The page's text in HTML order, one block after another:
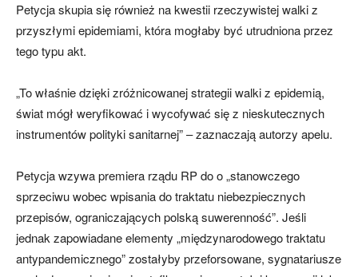
Petycja skupia się również na kwestii rzeczywistej walki z
przyszłymi epidemiami, która mogłaby być utrudniona przez
tego typu akt.
„To właśnie dzięki zróżnicowanej strategii walki z epidemią,
świat mógł weryfikować i wycofywać się z nieskutecznych
instrumentów polityki sanitarnej” – zaznaczają autorzy apelu.
Petycja wzywa premiera rządu RP do o „stanowczego
sprzeciwu wobec wpisania do traktatu niebezpiecznych
przepisów, ograniczających polską suwerenność”. Jeśli
jednak zapowiadane elementy „międzynarodowego traktatu
antypandemicznego” zostałyby przeforsowane, sygnatariusze